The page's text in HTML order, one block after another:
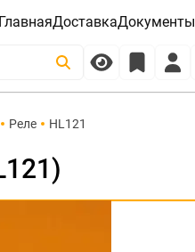
ГлавнаяДоставкаДокументы
Реле HL121